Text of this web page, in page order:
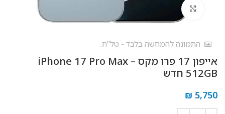
לחץ להגדלה
התמונה להמחשה בלבד - טל"ח.
אייפון 17 פרו מקס – iPhone 17 Pro Max
512GB חדש
₪ 5,750